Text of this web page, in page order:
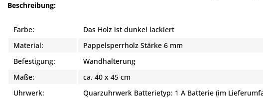
Beschreibung:
Farbe:
Das Holz ist dunkel lackiert
Material:
Pappelsperrholz Stärke 6 mm
Befestigung:
Wandhalterung
Maße:
ca. 40 x 45 cm
Uhrwerk:
Quarzuhrwerk Batterietyp: 1 A Batterie (im